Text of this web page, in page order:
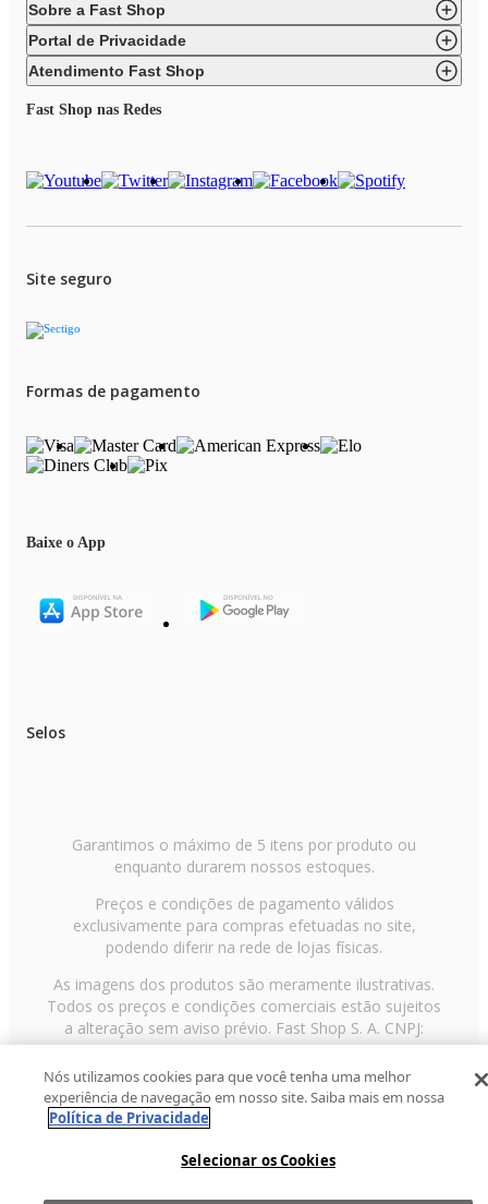
Sobre a Fast Shop
Portal de Privacidade
Atendimento Fast Shop
Fast Shop nas Redes
Site seguro
Formas de pagamento
Baixe o App
Selos
Garantimos o máximo de 5 itens por produto ou
enquanto durarem nossos estoques.
Preços e condições de pagamento válidos
exclusivamente para compras efetuadas no site,
podendo diferir na rede de lojas físicas.
As imagens dos produtos são meramente ilustrativas.
Todos os preços e condições comerciais estão sujeitos
a alteração sem aviso prévio. Fast Shop S. A. CNPJ:
43.708.379/0001-00
Avenida Zaki Narchi, nº 1650, sobreloja, Carandiru, São
Paulo/SP, CEP 02029-001, Telefone: 11 3003-3728 ©
2013 Fast Shop - Todos os direitos reservados
Nós utilizamos cookies para que você tenha uma melhor
experiência de navegação em nosso site. Saiba mais em nossa
Política de Privacidade
Selecionar os Cookies